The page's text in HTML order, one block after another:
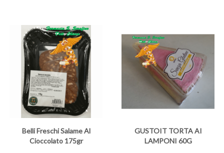
Belli Freschi Salame Al
Cioccolato 175gr
GUSTOIT TORTA AI
LAMPONI 60G